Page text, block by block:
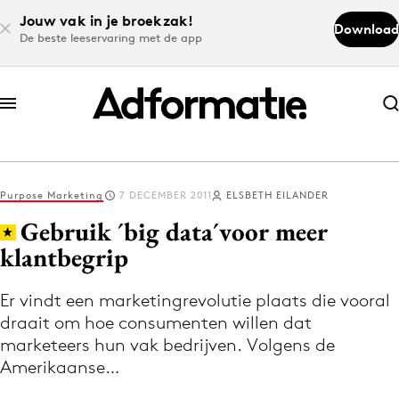
Jouw vak in je broekzak!
De beste leeservaring met de app
Download
Abonneer nu
Abonneer nu
Log in
Volg het laatste nieuws via de Adformatie
Nieuws app
Purpose Marketing 7 DECEMBER 2011 ELSBETH EILANDER
Gebruik ´big data´voor meer
klantbegrip
Er vindt een marketingrevolutie plaats die vooral
draait om hoe consumenten willen dat
marketeers hun vak bedrijven. Volgens de
Amerikaanse…